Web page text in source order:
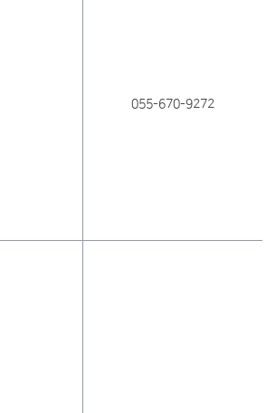
055-670-9272